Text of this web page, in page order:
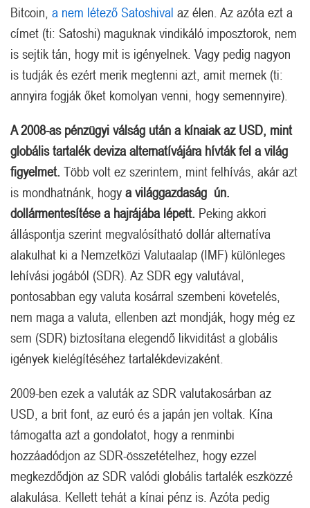
Bitcoin, a nem létező Satoshival az élen. Az azóta ezt a
címet (ti: Satoshi) maguknak vindikáló imposztorok, nem
is sejtik tán, hogy mit is igényelnek. Vagy pedig nagyon
is tudják és ezért merik megtenni azt, amit mernek (ti:
annyira fogják őket komolyan venni, hogy semennyire).
A 2008-as pénzügyi válság után a kínaiak az USD, mint
globális tartalék deviza alternatívájára hívták fel a világ
figyelmet. Több volt ez szerintem, mint felhívás, akár azt
is mondhatnánk, hogy a világgazdaság ún.
dollármentesítése a hajrájába lépett. Peking akkori
álláspontja szerint megvalósítható dollár alternatíva
alakulhat ki a Nemzetközi Valutaalap (IMF) különleges
lehívási jogából (SDR). Az SDR egy valutával,
pontosabban egy valuta kosárral szembeni követelés,
nem maga a valuta, ellenben azt mondják, hogy még ez
sem (SDR) biztosítana elegendő likviditást a globális
igények kielégítéséhez tartalékdevizaként.
2009-ben ezek a valuták az SDR valutakosárban az
USD, a brit font, az euró és a japán jen voltak. Kína
támogatta azt a gondolatot, hogy a renminbi
hozzáadódjon az SDR-összetételhez, hogy ezzel
megkezdődjön az SDR valódi globális tartalék eszközzé
alakulása. Kellett tehát a kínai pénz is. Azóta pedig